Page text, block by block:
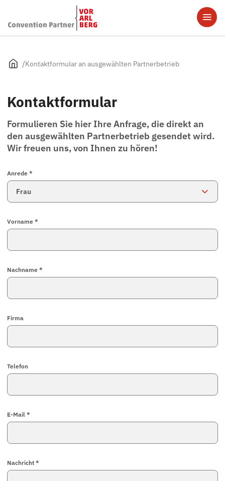
Kontaktformular an ausgewählten Partnerbetrieb
Kontaktformular
Formulieren Sie hier Ihre Anfrage, die direkt an
den ausgewählten Partnerbetrieb gesendet wird.
Wir freuen uns, von Ihnen zu hören!
Anrede *
Vorname *
Nachname *
Firma
Telefon
E-Mail *
Nachricht *